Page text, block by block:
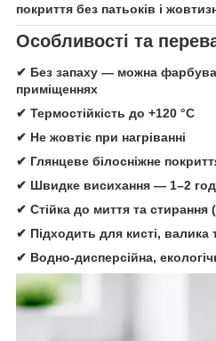
покриття без патьоків і
Особливості та
✔ Без запаху — можна
приміщеннях
✔ Термостійкість до +120 °C
✔ Не жовтіє при нагріванні
✔ Глянцеве білосніжне
✔ Швидке висихання — 1–2
✔ Стійка до миття та стирання
✔ Підходить для кисті,
✔ Водно-дисперсійна,